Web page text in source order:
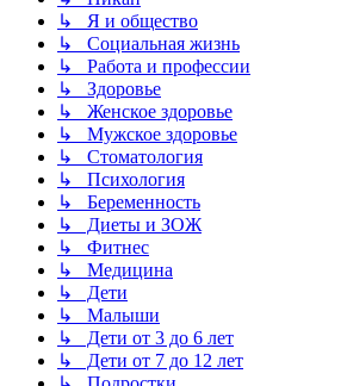
↳ Я и общество
↳ Социальная жизнь
↳ Работа и профессии
↳ Здоровье
↳ Женское здоровье
↳ Мужское здоровье
↳ Стоматология
↳ Психология
↳ Беременность
↳ Диеты и ЗОЖ
↳ Фитнес
↳ Медицина
↳ Дети
↳ Малыши
↳ Дети от 3 до 6 лет
↳ Дети от 7 до 12 лет